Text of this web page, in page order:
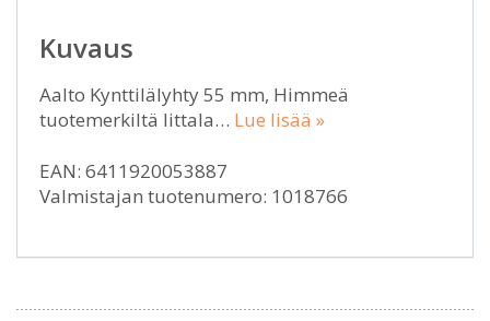
Kuvaus
Aalto Kynttilälyhty 55 mm, Himmeä
tuotemerkiltä Iittala… Lue lisää »
EAN: 6411920053887
Valmistajan tuotenumero: 1018766